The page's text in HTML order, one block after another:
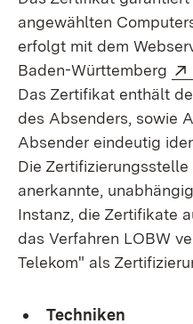
angewählten
erfolgt mit dem
Baden-Württemberg
Das Zertifikat enthält
des Absenders, sowie
Absender eindeutig
Die
anerkannte,
Instanz, die Zertifikate
das Verfahren LOBW
Telekom" als
Techniken